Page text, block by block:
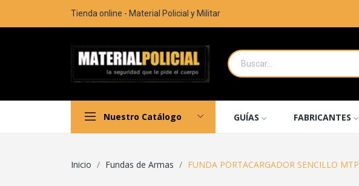
Tienda online - Material Policial y Militar
Nuestro Catálogo GUÍAS FABRICANTES
Inicio Fundas de Armas FUNDA PORTACARGADOR SENCILLO MTP